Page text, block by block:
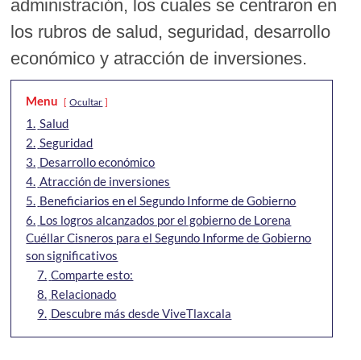
administración, los cuales se centraron en
los rubros de salud, seguridad, desarrollo
económico y atracción de inversiones.
Menu Ocultar
1. Salud
2. Seguridad
3. Desarrollo económico
4. Atracción de inversiones
5. Beneficiarios en el Segundo Informe de Gobierno
6. Los logros alcanzados por el gobierno de Lorena
Cuéllar Cisneros para el Segundo Informe de Gobierno
son significativos
7. Comparte esto:
8. Relacionado
9. Descubre más desde ViveTlaxcala